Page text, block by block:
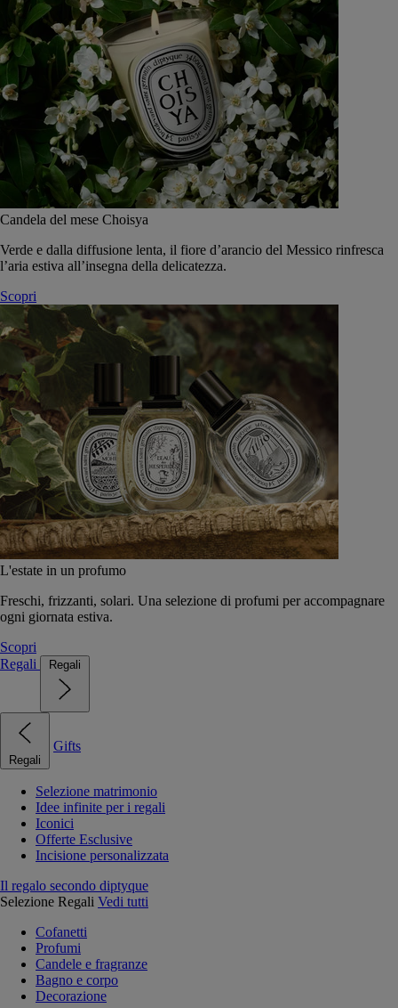
Candela del mese Choisya
Verde e dalla diffusione lenta, il fiore d’arancio del Messico rinfresca
l’aria estiva all’insegna della delicatezza.
Scopri
L'estate in un profumo
Freschi, frizzanti, solari. Una selezione di profumi per accompagnare
ogni giornata estiva.
Scopri
Regali
Regali
Regali
Gifts
Selezione matrimonio
Idee infinite per i regali
Iconici
Offerte Esclusive
Incisione personalizzata
Il regalo secondo diptyque
Selezione Regali Vedi tutti
Cofanetti
Profumi
Candele e fragranze
Bagno e corpo
Decorazione